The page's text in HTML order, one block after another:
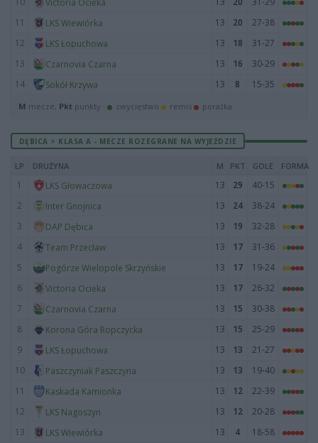
11
LKS Wiewiórka 13 20
27-38
12
LKS Łopuchowa 13 18
31-27
13
Czarnovia Czarna 13 16
30-29
14
Sokół Krzywa 13 8 15-35
M mecze, Pkt punkty · zwycięstwo remis porażka
DĘBICA > KLASA A - MECZE ROZEGRANE NA WYJEŹDZIE
LP DRUŻYNA M PKT GOLE FORMA
1 LKS Głowaczowa 13 29
40-15
2
Inter Gnojnica 13 24
38-24
3
DAP Dębica 13 19
32-28
4
Team Przecław 13 17
31-36
5
Pogórze Wielopole Skrzyńskie 13 17
19-24
6
Victoria Ocieka 13 17
26-32
7
Czarnovia Czarna 13 15
30-38
8
Korona Góra Ropczycka 13 15
25-29
9
LKS Łopuchowa 13 13
21-27
10
Paszczyniak Paszczyna 13 13
19-40
11
Kaskada Kamionka 13 12
22-39
12
LKS Nagoszyn 13 12
20-28
13
LKS Wiewiórka 13 4
18-58